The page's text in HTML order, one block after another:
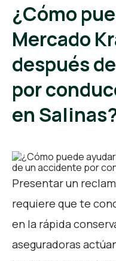
¿Cómo
Mercado
después
por
en
Presentar un
requiere que te
en la rápida
aseguradoras